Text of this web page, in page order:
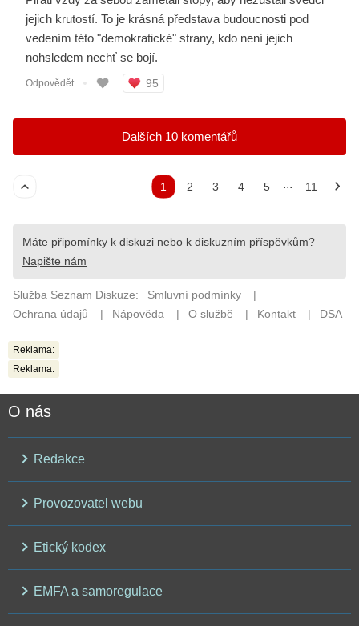
Reklama:
Reklama:
O nás
Redakce
Provozovatel webu
Etický kodex
EMFA a samoregulace